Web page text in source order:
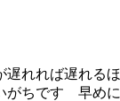
れれば遅れる
がちです 早めに